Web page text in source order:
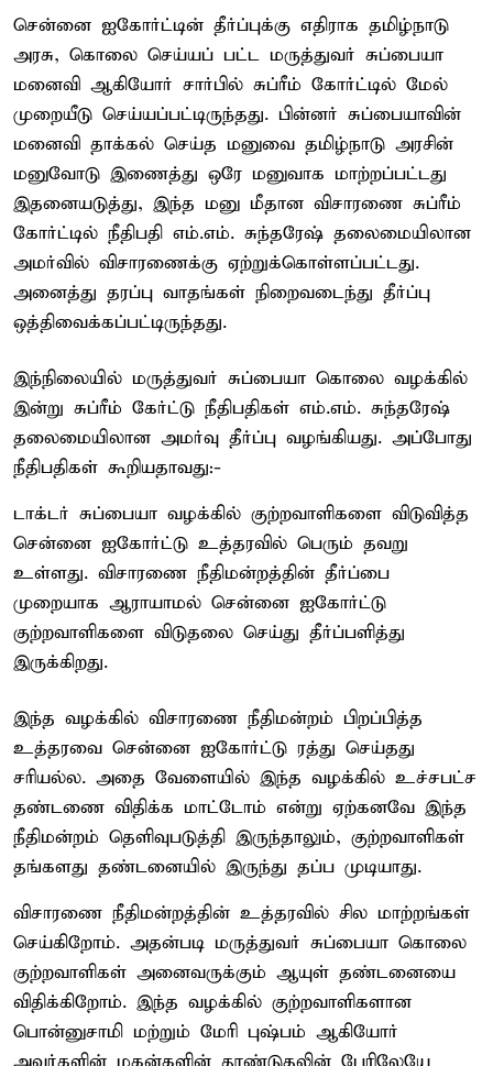
சென்னை ஐகோர்ட்டின் தீர்ப்புக்கு எதிராக தமிழ்நாடு
அரசு, கொலை செய்யப் பட்ட மருத்துவர் சுப்பையா
மனைவி ஆகியோர் சார்பில் சுப்ரீம் கோர்ட்டில் மேல்
முறையீடு செய்யப்பட்டிருந்தது. பின்னர் சுப்பையாவின்
மனைவி தாக்கல் செய்த மனுவை தமிழ்நாடு அரசின்
மனுவோடு இணைத்து ஒரே மனுவாக மாற்றப்பட்டது
இதனையடுத்து, இந்த மனு மீதான விசாரணை சுப்ரீம்
கோர்ட்டில் நீதிபதி எம்.எம். சுந்தரேஷ் தலைமையிலான
அமர்வில் விசாரணைக்கு ஏற்றுக்கொள்ளப்பட்டது.
அனைத்து தரப்பு வாதங்கள் நிறைவடைந்து தீர்ப்பு
ஒத்திவைக்கப்பட்டிருந்தது.
இந்நிலையில் மருத்துவர் சுப்பையா கொலை வழக்கில்
இன்று சுப்ரீம் கேர்ட்டு நீதிபதிகள் எம்.எம். சுந்தரேஷ்
தலைமையிலான அமர்வு தீர்ப்பு வழங்கியது. அப்போது
நீதிபதிகள் கூறியதாவது:-
டாக்டர் சுப்பையா வழக்கில் குற்றவாளிகளை விடுவித்த
சென்னை ஐகோர்ட்டு உத்தரவில் பெரும் தவறு
உள்ளது. விசாரணை நீதிமன்றத்தின் தீர்ப்பை
முறையாக ஆராயாமல் சென்னை ஐகோர்ட்டு
குற்றவாளிகளை விடுதலை செய்து தீர்ப்பளித்து
இருக்கிறது.
இந்த வழக்கில் விசாரணை நீதிமன்றம் பிறப்பித்த
உத்தரவை சென்னை ஐகோர்ட்டு ரத்து செய்தது
சரியல்ல. அதை வேளையில் இந்த வழக்கில் உச்சபட்ச
தண்டணை விதிக்க மாட்டோம் என்று ஏற்கனவே இந்த
நீதிமன்றம் தெளிவுபடுத்தி இருந்தாலும், குற்றவாளிகள்
தங்களது தண்டனையில் இருந்து தப்ப முடியாது.
விசாரணை நீதிமன்றத்தின் உத்தரவில் சில மாற்றங்கள்
செய்கிறோம். அதன்படி மருத்துவர் சுப்பையா கொலை
குற்றவாளிகள் அனைவருக்கும் ஆயுள் தண்டனையை
விதிக்கிறோம். இந்த வழக்கில் குற்றவாளிகளான
பொன்னுசாமி மற்றும் மேரி புஷ்பம் ஆகியோர்